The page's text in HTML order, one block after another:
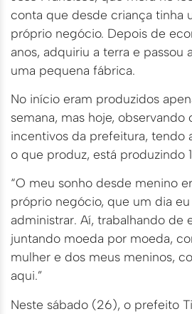
conta que desde criança tinha
próprio negócio. Depois de
anos, adquiriu a terra e passou
uma pequena fábrica.
No início eram produzidos
semana, mas hoje, observando
incentivos da prefeitura, tendo
o que produz, está produzindo
“O meu sonho desde menino
próprio negócio, que um dia
administrar. Aí, trabalhando de
juntando moeda por moeda,
mulher e dos meus meninos,
aqui.”
Neste sábado (26), o prefeito